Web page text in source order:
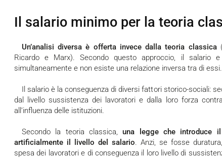
Il salario minimo per la teoria
Un’analisi diversa è offerta invece dalla teoria classica
Ricardo e Marx). Secondo questo approccio, il salario e
simultaneamente e non esiste una relazione inversa tra di essi.
Il salario è la conseguenza di diversi fattori storico-sociali: secondo Adam Smith esso è determinato
dal livello sussistenza dei lavoratori e dalla loro forza
all’influenza delle istituzioni.
Secondo la teoria classica,una legge che introduce
artificialmente il livello del salario. Anzi, se fosse
spesa dei lavoratori e di conseguenza il loro livello di